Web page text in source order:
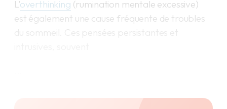
L'overthinking (rumination mentale excessive)
est également une cause fréquente de troubles